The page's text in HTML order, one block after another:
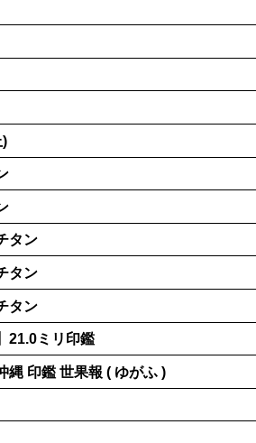
タン
タン
タン
21.0ミリ印鑑
印鑑 世果報 ( ゆがふ )